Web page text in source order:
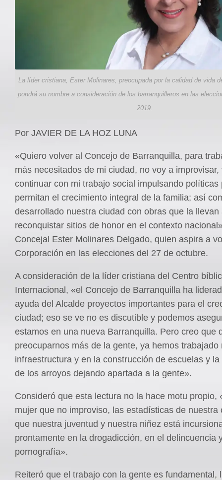
La líder cristiana, Ester Molinares, preocupada por la calidad de vida
pondrá su nombre a consideración de los barranquilleros en las
2019.
Por JAVIER DE LA HOZ LUNA
«Quiero volver al Concejo de Barranquilla, para
más necesitados de mi ciudad, no voy a improvisar,
continuar con mi trabajo social impulsando políticas
permitan el crecimiento integral de la familia; así
desarrollado nuestra ciudad con obras que la llevan
reconquistar sitios de honor en el contexto
Concejal Ester Molinares Delgado, quien aspira a
Corporación en las elecciones del 27 de octubre.
A consideración de la líder cristiana del Centro
Internacional, «el Concejo de Barranquilla ha
ayuda del Alcalde proyectos importantes para el
ciudad; eso se ve no es discutible y podemos
estamos en una nueva Barranquilla. Pero creo que
preocuparnos más de la gente, ya hemos trabajado
infraestructura y en la construcción de escuelas y
de los arroyos dejando apartada a la gente».
Consideró que esta lectura no la hace motu propio,
mujer que no improviso, las estadísticas de nuestra
que nuestra juventud y nuestra niñez está
prontamente en la drogadicción, en el delincuencia
pornografía».
Reiteró que el trabajo con la gente es fundamental,